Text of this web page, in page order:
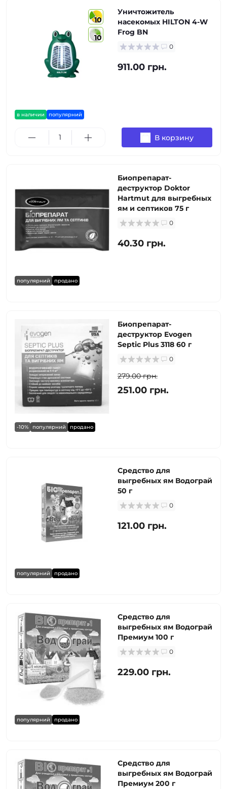
10
10
в наличии популярний
Уничтожитель
насекомых HILTON 4-W
Frog BN
0
911.00 грн.
В корзину
популярний продано
Биопрепарат-
деструктор Doktor
Hartmut для выгребных
ям и септиков 75 г
0
40.30 грн.
-10% популярний продано
Биопрепарат-
деструктор Evogen
Septic Plus 3118 60 г
0
279.00 грн.
251.00 грн.
популярний продано
Средство для
выгребных ям Водограй
50 г
0
121.00 грн.
популярний продано
Средство для
выгребных ям Водограй
Премиум 100 г
0
229.00 грн.
Средство для
выгребных ям Водограй
Премиум 200 г